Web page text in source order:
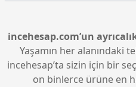
fazla ekranı kullanmanızı
kolayca geçiş yapmanızı
incehesap.com’un
Yaşamın her alanındaki
incehesap’ta sizin için bir
on binlerce ürüne en